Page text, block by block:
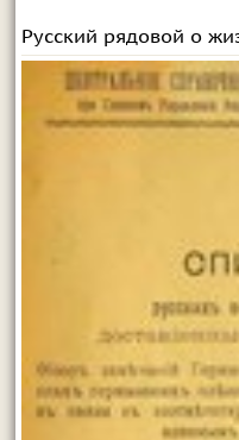
Русский рядовой о